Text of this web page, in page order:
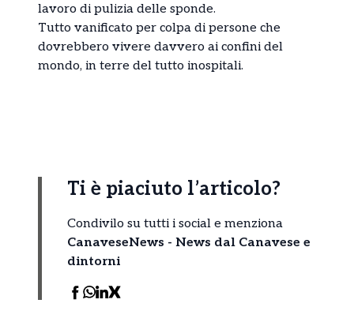
lavoro di pulizia delle sponde.
Tutto vanificato per colpa di persone che
dovrebbero vivere davvero ai confini del
mondo, in terre del tutto inospitali.
Ti è piaciuto l’articolo?
Condivilo su tutti i social e menziona
CanaveseNews - News dal Canavese e
dintorni